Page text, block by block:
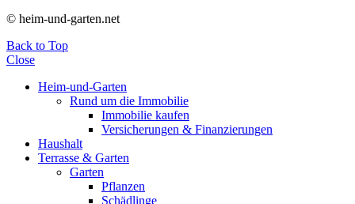
© heim-und-garten.net
Back to Top
Close
Heim-und-Garten
Rund um die Immobilie
Immobilie kaufen
Versicherungen & Finanzierungen
Haushalt
Terrasse & Garten
Garten
Pflanzen
Schädlinge